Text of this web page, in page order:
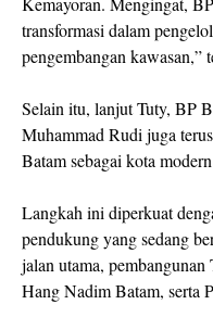
transformasi dalam
pengembangan kawasan,”
Selain itu, lanjut Tuty, BP
Muhammad Rudi juga
Batam sebagai kota
Langkah ini diperkuat
pendukung yang sedang
jalan utama,
Hang Nadim Batam, serta